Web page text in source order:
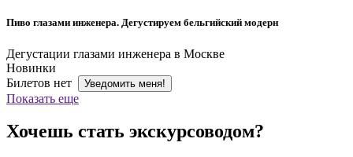
Пиво глазами инженера. Дегустируем бельгийский модерн
Дегустации глазами инженера в Москве
Новинки
Билетов нет
Уведомить меня!
Показать еще
Хочешь стать экскурсоводом?